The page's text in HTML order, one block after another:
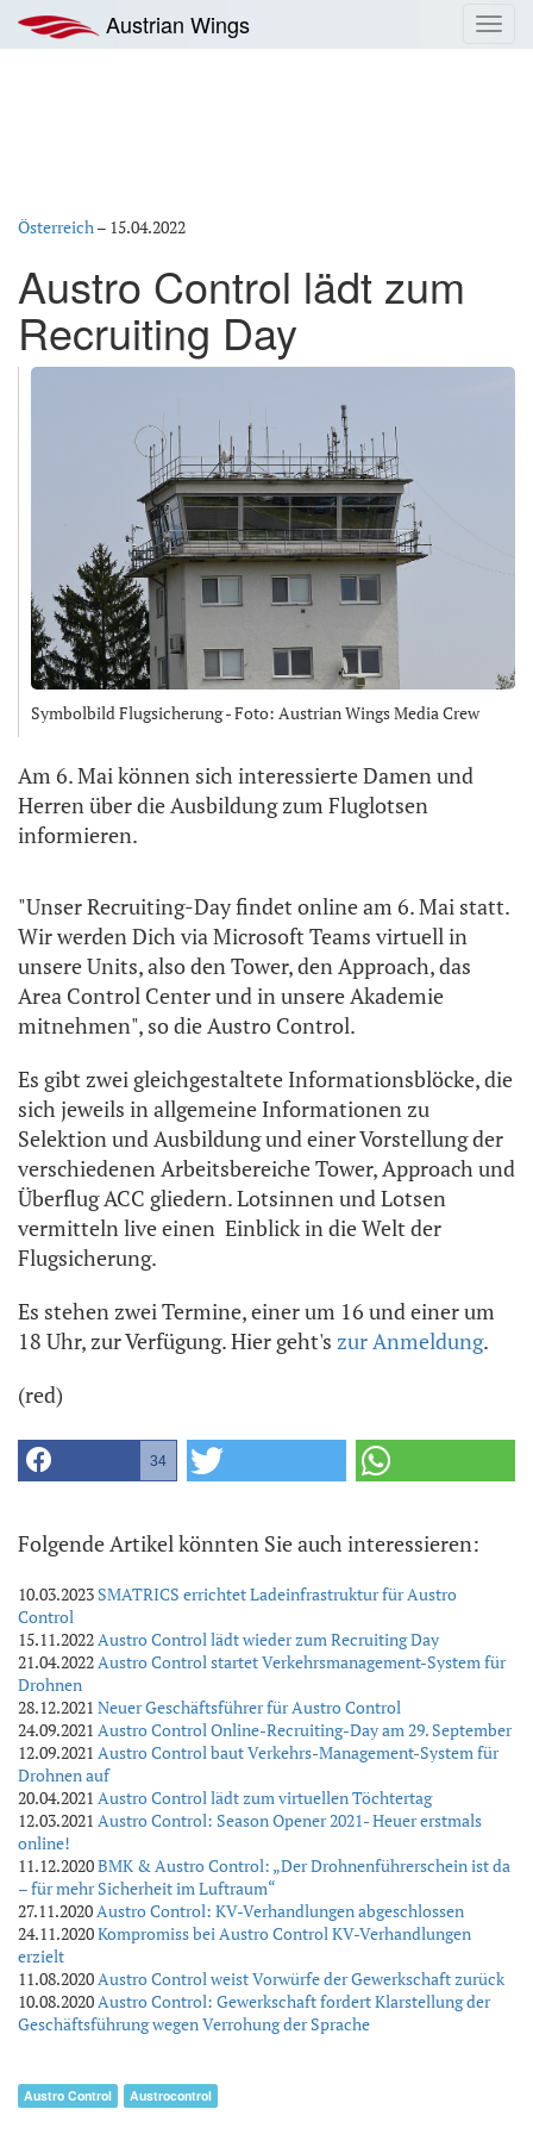
Inhalt
springen
Austrian Wings
Österreich– 15.04.2022
Austro Control lädt zum
Recruiting Day
Symbolbild Flugsicherung - Foto: Austrian Wings Media Crew
Am 6. Mai können sich interessierte Damen und
Herren über die Ausbildung zum Fluglotsen
informieren.
"Unser Recruiting-Day findet online am 6. Mai statt.
Wir werden Dich via Microsoft Teams virtuell in
unsere Units, also den Tower, den Approach, das
Area Control Center und in unsere Akademie
mitnehmen", so die Austro Control.
Es gibt zwei gleichgestaltete Informationsblöcke, die
sich jeweils in allgemeine Informationen zu
Selektion und Ausbildung und einer Vorstellung der
verschiedenen Arbeitsbereiche Tower, Approach und
Überflug ACC gliedern. Lotsinnen und Lotsen
vermitteln live einen Einblick in die Welt der
Flugsicherung.
Es stehen zwei Termine, einer um 16 und einer um
18 Uhr, zur Verfügung. Hier geht's zur Anmeldung.
(red)
34
Folgende Artikel könnten Sie auch interessieren:
10.03.2023 SMATRICS errichtet Ladeinfrastruktur für Austro
Control
15.11.2022Austro Control lädt wieder zum Recruiting Day
21.04.2022Austro Control startet Verkehrsmanagement-System für
Drohnen
28.12.2021 Neuer Geschäftsführer für Austro Control
24.09.2021 Austro Control Online-Recruiting-Day am 29. September
12.09.2021 Austro Control baut Verkehrs-Management-System für
Drohnen auf
20.04.2021 Austro Control lädt zum virtuellen Töchtertag
12.03.2021 Austro Control: Season Opener 2021- Heuer erstmals
online!
11.12.2020BMK & Austro Control: „Der Drohnenführerschein ist da
– für mehr Sicherheit im Luftraum“
27.11.2020Austro Control: KV-Verhandlungen abgeschlossen
24.11.2020Kompromiss bei Austro Control KV-Verhandlungen
erzielt
11.08.2020Austro Control weist Vorwürfe der Gewerkschaft zurück
10.08.2020Austro Control: Gewerkschaft fordert Klarstellung der
Geschäftsführung wegen Verrohung der Sprache
Austro Control Austrocontrol